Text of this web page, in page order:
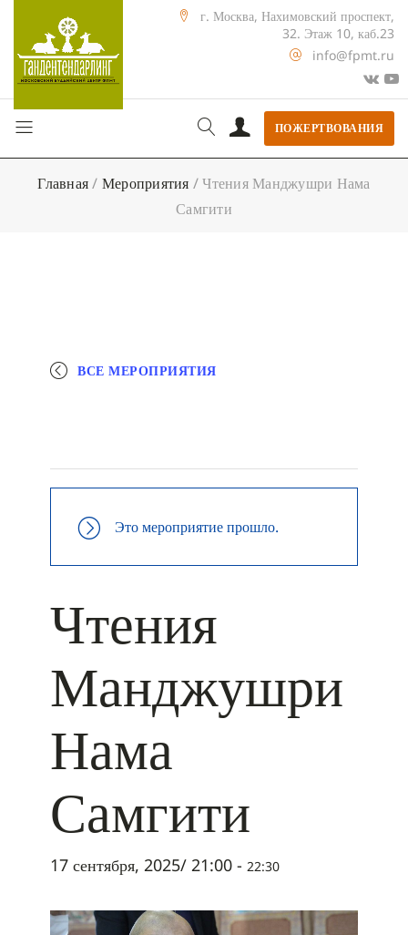
г. Москва, Нахимовский проспект,
32. Этаж 10, каб.23
info@fpmt.ru
ПОЖЕРТВОВАНИЯ
Главная/ Мероприятия /Чтения Манджушри Нама
Самгити
ВСЕ МЕРОПРИЯТИЯ
Это мероприятие прошло.
Чтения
Манджушри
Нама
Самгити
17 сентября, 2025/ 21:00 - 22:30